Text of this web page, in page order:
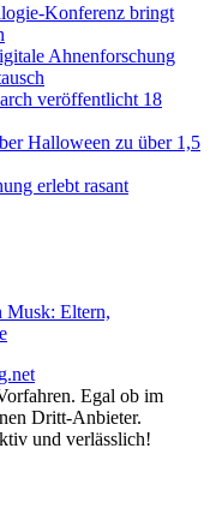
Konferenz bringt
Ahnenforschung
veröffentlicht 18
Halloween zu über 1,5
erlebt rasant
Musk: Eltern,
Egal ob im
Dritt-Anbieter.
und verlässlich!